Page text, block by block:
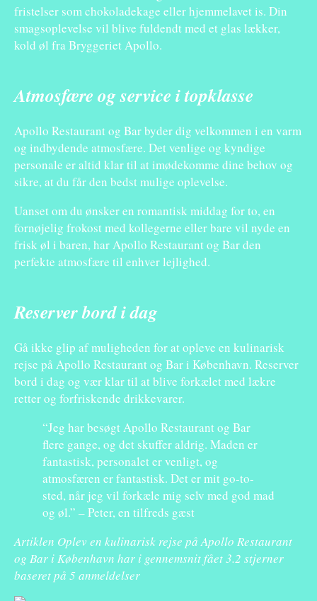
fristelser som chokoladekage eller hjemmelavet is. Din
smagsoplevelse vil blive fuldendt med et glas lækker,
kold øl fra Bryggeriet Apollo.
Atmosfære og service i topklasse
Apollo Restaurant og Bar byder dig velkommen i en varm
og indbydende atmosfære. Det venlige og kyndige
personale er altid klar til at imødekomme dine behov og
sikre, at du får den bedst mulige oplevelse.
Uanset om du ønsker en romantisk middag for to, en
fornøjelig frokost med kollegerne eller bare vil nyde en
frisk øl i baren, har Apollo Restaurant og Bar den
perfekte atmosfære til enhver lejlighed.
Reserver bord i dag
Gå ikke glip af muligheden for at opleve en kulinarisk
rejse på Apollo Restaurant og Bar i København. Reserver
bord i dag og vær klar til at blive forkælet med lækre
retter og forfriskende drikkevarer.
“Jeg har besøgt Apollo Restaurant og Bar
flere gange, og det skuffer aldrig. Maden er
fantastisk, personalet er venligt, og
atmosfæren er fantastisk. Det er mit go-to-
sted, når jeg vil forkæle mig selv med god mad
og øl.” – Peter, en tilfreds gæst
Artiklen Oplev en kulinarisk rejse på Apollo Restaurant
og Bar i København har i gennemsnit fået3.2 stjerner
baseret på 5anmeldelser